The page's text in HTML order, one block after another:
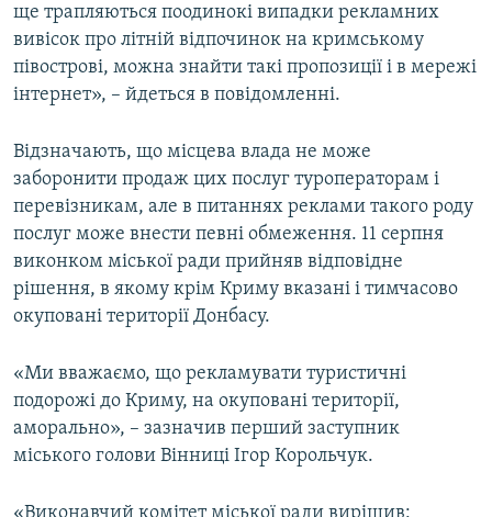
Усі сайти RFE/RL
ще трапляються поодинокі випадки рекламних
вивісок про літній відпочинок на кримському
півострові, можна знайти такі пропозиції і в мережі
інтернет», – йдеться в повідомленні.
Відзначають, що місцева влада не може
заборонити продаж цих послуг туроператорам і
перевізникам, але в питаннях реклами такого роду
послуг може внести певні обмеження. 11 серпня
виконком міської ради прийняв відповідне
рішення, в якому крім Криму вказані і тимчасово
окуповані території Донбасу.
«Ми вважаємо, що рекламувати туристичні
подорожі до Криму, на окуповані території,
аморально», – зазначив перший заступник
міського голови Вінниці Ігор Корольчук.